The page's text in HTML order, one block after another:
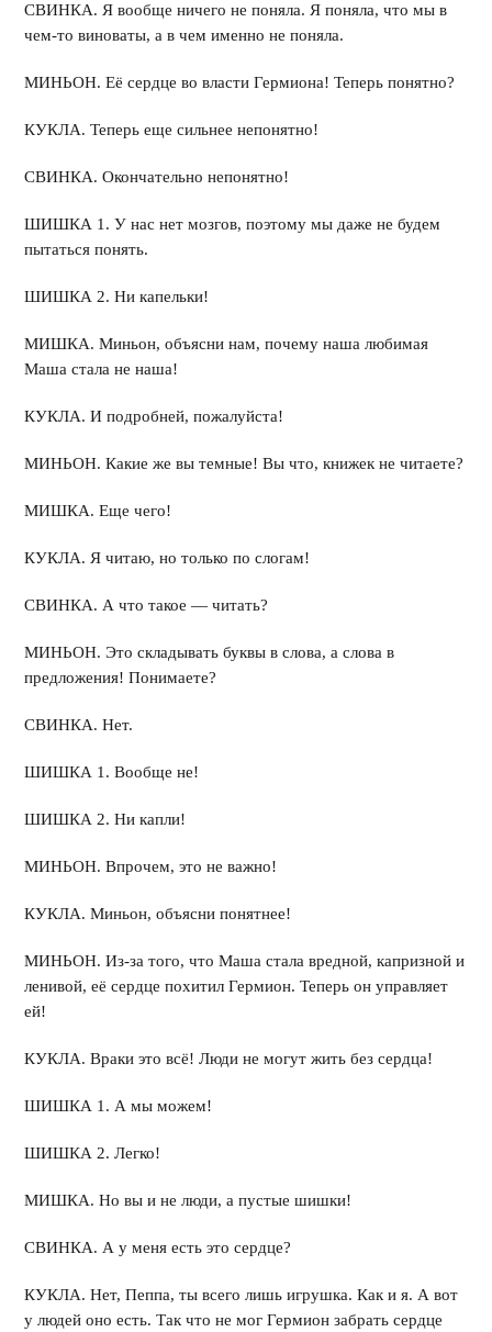
СВИНКА. Я вообще ничего не поняла. Я поняла, что мы в
чем-то виноваты, а в чем именно не поняла.
МИНЬОН. Её сердце во власти Гермиона! Теперь понятно?
КУКЛА. Теперь еще сильнее непонятно!
СВИНКА. Окончательно непонятно!
ШИШКА 1. У нас нет мозгов, поэтому мы даже не будем
пытаться понять.
ШИШКА 2. Ни капельки!
МИШКА. Миньон, объясни нам, почему наша любимая
Маша стала не наша!
КУКЛА. И подробней, пожалуйста!
МИНЬОН. Какие же вы темные! Вы что, книжек не читаете?
МИШКА. Еще чего!
КУКЛА. Я читаю, но только по слогам!
СВИНКА. А что такое — читать?
МИНЬОН. Это складывать буквы в слова, а слова в
предложения! Понимаете?
СВИНКА. Нет.
ШИШКА 1. Вообще не!
ШИШКА 2. Ни капли!
МИНЬОН. Впрочем, это не важно!
КУКЛА. Миньон, объясни понятнее!
МИНЬОН. Из-за того, что Маша стала вредной, капризной и
ленивой, её сердце похитил Гермион. Теперь он управляет
ей!
КУКЛА. Враки это всё! Люди не могут жить без сердца!
ШИШКА 1. А мы можем!
ШИШКА 2. Легко!
МИШКА. Но вы и не люди, а пустые шишки!
СВИНКА. А у меня есть это сердце?
КУКЛА. Нет, Пеппа, ты всего лишь игрушка. Как и я. А вот
у людей оно есть. Так что не мог Гермион забрать сердце